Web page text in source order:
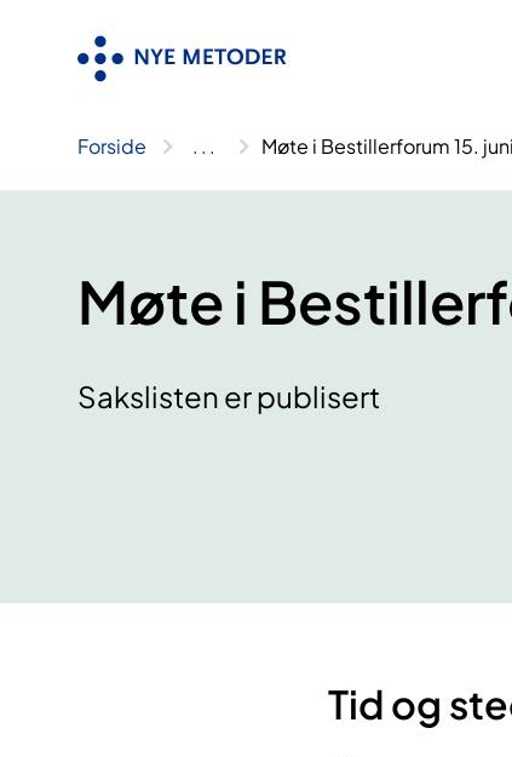
Forside .. . Møte i Bestillerforum 15.
Møte i
Sakslisten er publisert
Tid og